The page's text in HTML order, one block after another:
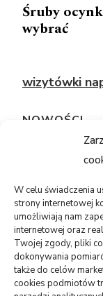
W celu świadczenia
strony internetowej
umożliwiają nam
internetowej oraz
Twojej zgody, pliki
dokonywania
także do celów
cookies podmiotów
Śruby
wybrać
wizytówki
NOWOŚCI
PR dla